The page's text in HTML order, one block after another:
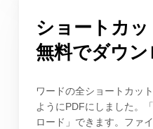
ショートカ
無料でダウン
ワードの全ショートカッ
ようにPDFにしました。
ロード」できます。ファ